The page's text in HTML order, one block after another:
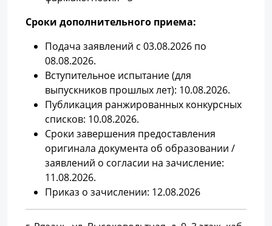
Сроки дополнительного приема:
Подача заявлений с 03.08.2026 по
08.08.2026.
Вступительное испытание (для
выпускников прошлых лет): 10.08.2026.
Публикация ранжированных конкурсных
списков: 10.08.2026.
Сроки завершения предоставления
оригинала документа об образовании /
заявлений о согласии на зачисление:
11.08.2026.
Приказ о зачислении: 12.08.2026